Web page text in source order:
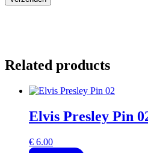
Related products
Elvis Presley Pin
€ 6.00